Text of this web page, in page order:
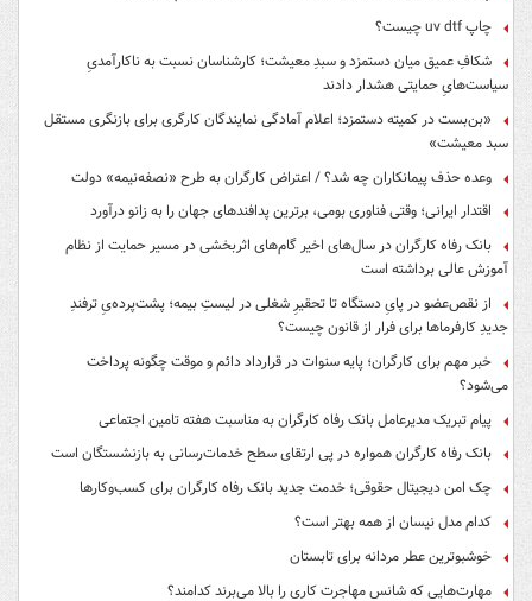
چاپ uv dtf چیست؟
شکافِ عمیق میان دستمزد و سبدِ معیشت؛ کارشناسان نسبت به ناکارآمدیِ
سیاست‌هایِ حمایتی هشدار دادند
«بن‌بست در کمیته دستمزد؛ اعلام آمادگی نمایندگان کارگری برای بازنگری مستقل
سبد معیشت»
وعده حذف پیمانکاران چه شد؟ / اعتراض کارگران به طرح «نصفه‌نیمه» دولت
اقتدار ایرانی؛ وقتی فناوری بومی، برترین پدافندهای جهان را به زانو درآورد
بانک رفاه کارگران در سال‌های اخیر گام‌های اثربخشی در مسیر حمایت از نظام
آموزش عالی برداشته است
از نقص‌عضو در پایِ دستگاه تا تحقیرِ شغلی در لیستِ بیمه؛ پشت‌پرده‌یِ ترفندِ
جدیدِ کارفرماها برای فرار از قانون چیست؟
خبر مهم برای کارگران؛ پایه سنوات در قرارداد دائم و موقت چگونه پرداخت
می‌شود؟
پیام تبریک مدیرعامل بانک رفاه کارگران به مناسبت هفته تامین اجتماعی
بانک رفاه کارگران همواره در پی ارتقای سطح خدمات‌رسانی به بازنشستگان است
چک امن دیجیتال حقوقی؛ خدمت جدید بانک رفاه کارگران برای کسب‌وکارها
کدام مدل نیسان از همه بهتر است؟
خوشبوترین عطر مردانه برای تابستان
مهارت‌هایی که شانس مهاجرت کاری را بالا می‌برند کدامند؟